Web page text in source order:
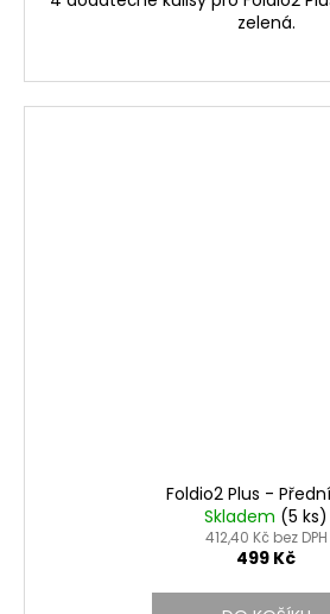
zelená.
Foldio2 Plus -
Skladem (5 ks)
412,40 Kč bez DPH
499 Kč